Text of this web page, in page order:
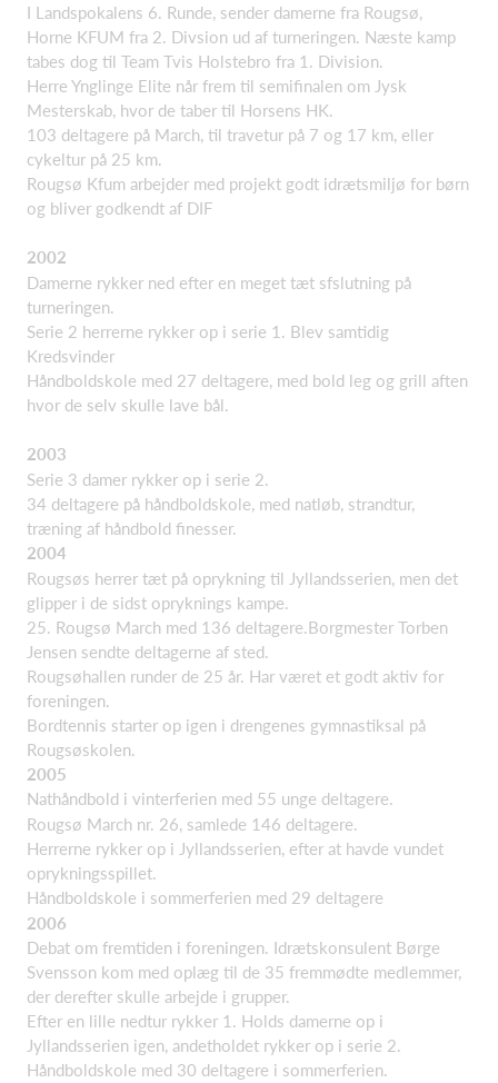
I Landspokalens 6. Runde, sender damerne fra Rougsø,
Horne KFUM fra 2. Divsion ud af turneringen. Næste kamp
tabes dog til Team Tvis Holstebro fra 1. Division.
Herre Ynglinge Elite når frem til semifinalen om Jysk
Mesterskab, hvor de taber til Horsens HK.
103 deltagere på March, til travetur på 7 og 17 km, eller
cykeltur på 25 km.
Rougsø Kfum arbejder med projekt godt idrætsmiljø for børn
og bliver godkendt af DIF
2002
Damerne rykker ned efter en meget tæt sfslutning på
turneringen.
Serie 2 herrerne rykker op i serie 1. Blev samtidig
Kredsvinder
Håndboldskole med 27 deltagere, med bold leg og grill aften
hvor de selv skulle lave bål.
2003
Serie 3 damer rykker op i serie 2.
34 deltagere på håndboldskole, med natløb, strandtur,
træning af håndbold finesser.
2004
Rougsøs herrer tæt på oprykning til Jyllandsserien, men det
glipper i de sidst opryknings kampe.
25. Rougsø March med 136 deltagere.Borgmester Torben
Jensen sendte deltagerne af sted.
Rougsøhallen runder de 25 år. Har været et godt aktiv for
foreningen.
Bordtennis starter op igen i drengenes gymnastiksal på
Rougsøskolen.
2005
Nathåndbold i vinterferien med 55 unge deltagere.
Rougsø March nr. 26, samlede 146 deltagere.
Herrerne rykker op i Jyllandsserien, efter at havde vundet
oprykningsspillet.
Håndboldskole i sommerferien med 29 deltagere
2006
Debat om fremtiden i foreningen. Idrætskonsulent Børge
Svensson kom med oplæg til de 35 fremmødte medlemmer,
der derefter skulle arbejde i grupper.
Efter en lille nedtur rykker 1. Holds damerne op i
Jyllandsserien igen, andetholdet rykker op i serie 2.
Håndboldskole med 30 deltagere i sommerferien.